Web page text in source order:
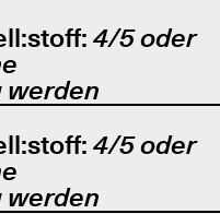
4/5 oder
werden
4/5 oder
werden